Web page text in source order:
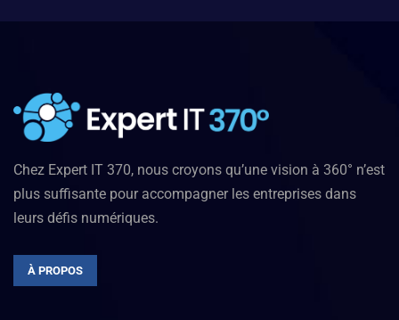
Chez Expert IT 370, nous croyons qu’une vision à 360° n’est
plus suffisante pour accompagner les entreprises dans
leurs défis numériques.
À PROPOS